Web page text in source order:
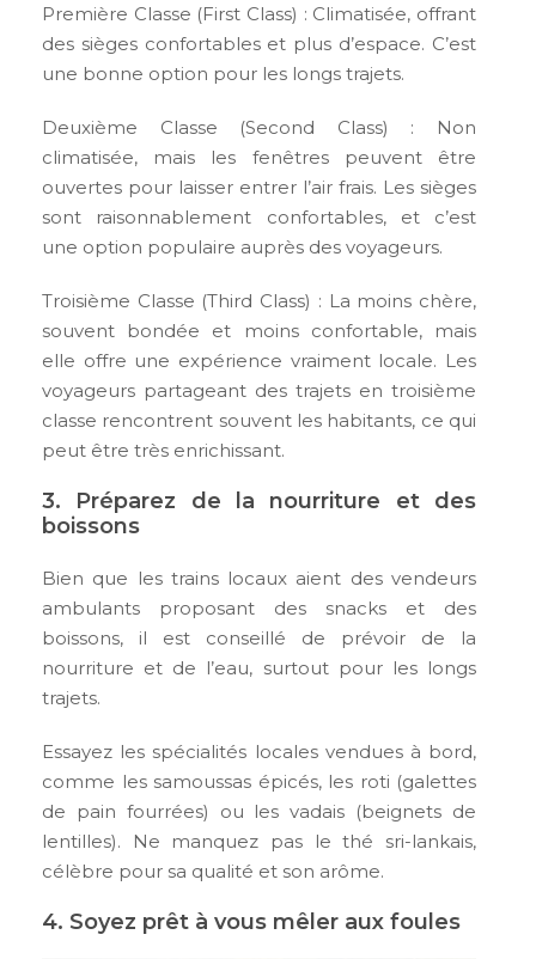
Première Classe (First Class) : Climatisée, offrant
des sièges confortables et plus d’espace. C’est
une bonne option pour les longs trajets.
Deuxième Classe (Second Class) : Non
climatisée, mais les fenêtres peuvent être
ouvertes pour laisser entrer l’air frais. Les sièges
sont raisonnablement confortables, et c’est
une option populaire auprès des voyageurs.
Troisième Classe (Third Class) : La moins chère,
souvent bondée et moins confortable, mais
elle offre une expérience vraiment locale. Les
voyageurs partageant des trajets en troisième
classe rencontrent souvent les habitants, ce qui
peut être très enrichissant.
3. Préparez de la nourriture et des
boissons
Bien que les trains locaux aient des vendeurs
ambulants proposant des snacks et des
boissons, il est conseillé de prévoir de la
nourriture et de l’eau, surtout pour les longs
trajets.
Essayez les spécialités locales vendues à bord,
comme les samoussas épicés, les roti (galettes
de pain fourrées) ou les vadais (beignets de
lentilles). Ne manquez pas le thé sri-lankais,
célèbre pour sa qualité et son arôme.
4. Soyez prêt à vous mêler aux foules